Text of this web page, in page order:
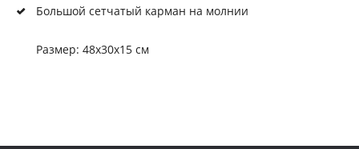
Большой сетчатый карман на молнии
Размер: 48х30х15 см